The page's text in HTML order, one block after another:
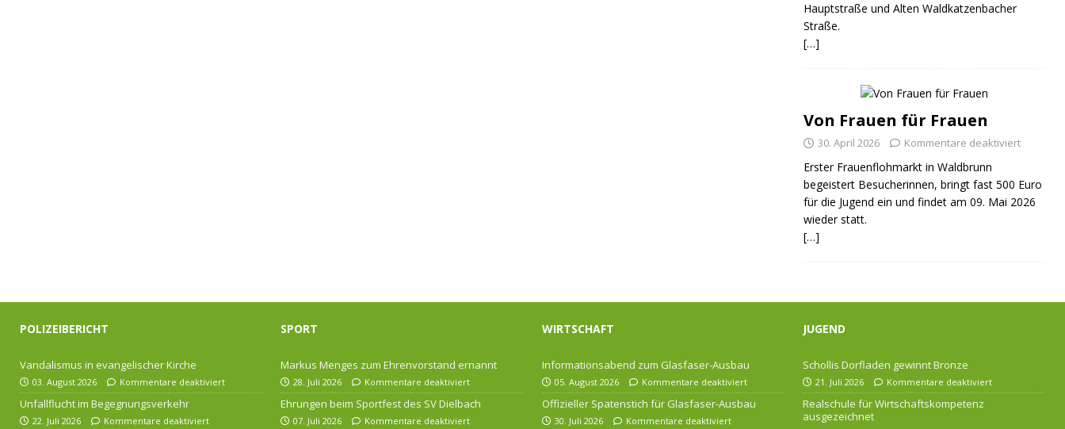
Hauptstraße und Alten Waldkatzenbacher
Straße.
[…]
Von Frauen für Frauen
30. April 2026 Kommentare deaktiviert
Erster Frauenflohmarkt in Waldbrunn
begeistert Besucherinnen, bringt fast 500 Euro
für die Jugend ein und findet am 09. Mai 2026
wieder statt.
[…]
POLIZEIBERICHT
Vandalismus in evangelischer Kirche
03. August 2026 Kommentare deaktiviert
Unfallflucht im Begegnungsverkehr
22. Juli 2026 Kommentare deaktiviert
SPORT
Markus Menges zum Ehrenvorstand ernannt
28. Juli 2026 Kommentare deaktiviert
Ehrungen beim Sportfest des SV Dielbach
07. Juli 2026 Kommentare deaktiviert
WIRTSCHAFT
Informationsabend zum Glasfaser-Ausbau
05. August 2026 Kommentare deaktiviert
Offizieller Spatenstich für Glasfaser-Ausbau
30. Juli 2026 Kommentare deaktiviert
JUGEND
Schollis Dorfladen gewinnt Bronze
21. Juli 2026 Kommentare deaktiviert
Realschule für Wirtschaftskompetenz
ausgezeichnet